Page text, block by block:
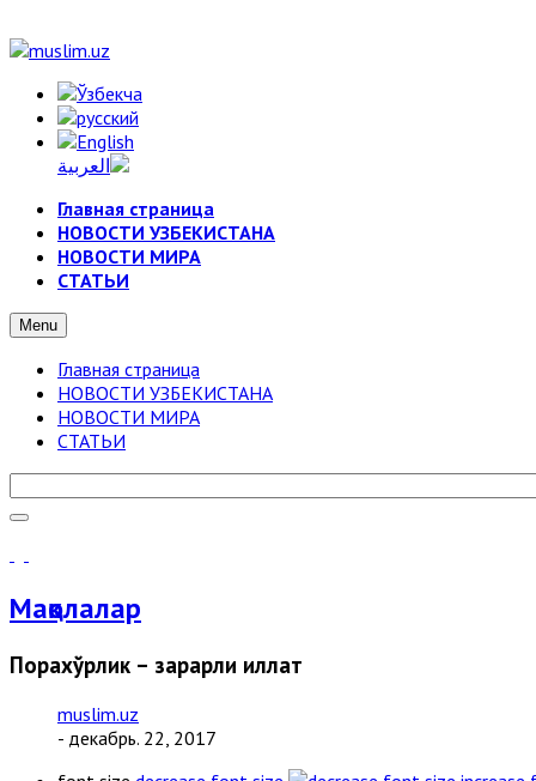
Главная страница
НОВОСТИ УЗБЕКИСТАНА
НОВОСТИ МИРА
СТАТЬИ
Menu
Главная страница
НОВОСТИ УЗБЕКИСТАНА
НОВОСТИ МИРА
СТАТЬИ
Мақолалар
Порахўрлик – зарарли иллат
muslim.uz
- декабрь. 22, 2017